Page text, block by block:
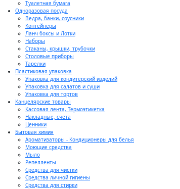
Туалетная бумага
Одноразовая посуда
Ведра, банки, соусники
Контейнеры
Ланч боксы и Лотки
Наборы
Стаканы, крышки, трубочки
Столовые приборы
Тарелки
Пластиковая упаковка
Упаковка для кондитерский изделий
Упаковка для салатов и суши
Упаковка для тортов
Канцелярские товары
Кассовая лента, Термоэтикетка
Накладные, счета
Ценники
Бытовая химия
Ароматизаторы - Кондиционеры для белья
Моющие средства
Мыло
Репелленты
Средства для чистки
Средства личной гигиены
Средства для стирки